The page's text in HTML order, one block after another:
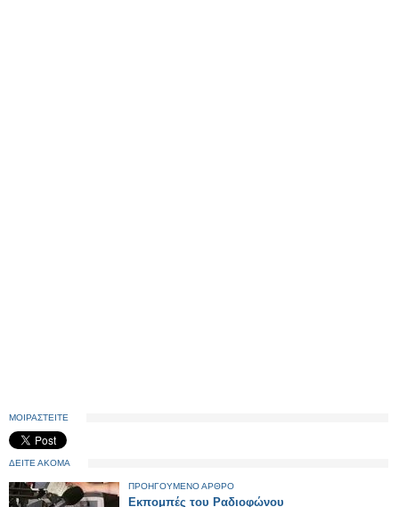
ΜΟΙΡΑΣΤΕΙΤΕ
ΔΕΙΤΕ ΑΚΟΜΑ
ΠΡΟΗΓΟΥΜΕΝΟ ΑΡΘΡΟ
Εκπομπές του Ραδιοφώνου